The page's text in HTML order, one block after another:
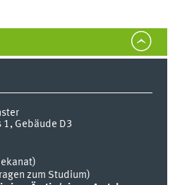
Gebäude D3
zum Studium)